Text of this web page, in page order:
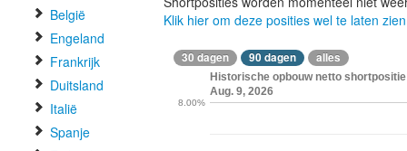
België
Engeland
Frankrijk
Duitsland
Italië
Spanje
Klik hier om deze posities wel te laten zien
30 dagen 90 dagen alles
Historische opbouw netto
Aug. 9, 2026
8.00%